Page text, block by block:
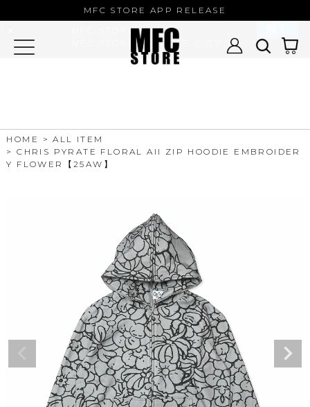
MFC STORE APP RELEASE
HOME
ALL ITEM
CHRIS PYRATE FLORAL All ZIP HOODIE EMBROIDER
Y FLOWER【25AW】
MFC STORE
MFC STORE/EXAMPLE 公式アプリ -
Google Play